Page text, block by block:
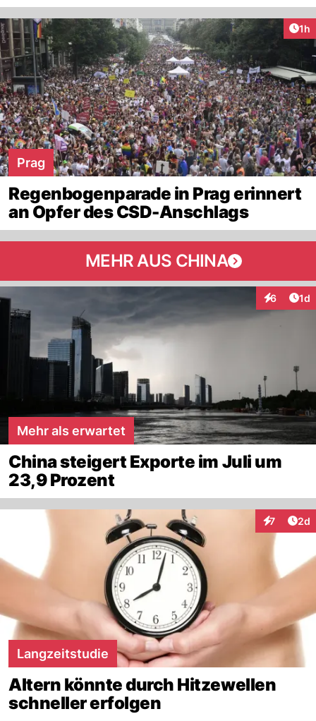
1h
Prag
Regenbogenparade in Prag erinnert
an Opfer des CSD-Anschlags
MEHR AUS CHINA
6 1d
Mehr als erwartet
China steigert Exporte im Juli um
23,9 Prozent
7 2d
Langzeitstudie
Altern könnte durch Hitzewellen
schneller erfolgen